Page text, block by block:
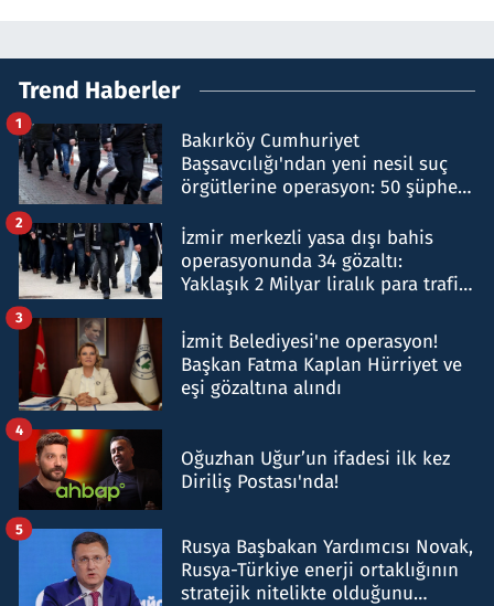
Trend Haberler
Bakırköy Cumhuriyet
Başsavcılığı'ndan yeni nesil suç
örgütlerine operasyon: 50 şüpheli
1
İzmir merkezli yasa dışı bahis
operasyonunda 34 gözaltı:
Yaklaşık 2 Milyar liralık para trafiği
2
İzmit Belediyesi'ne operasyon!
Başkan Fatma Kaplan Hürriyet ve
eşi gözaltına alındı
3
Oğuzhan Uğur’un ifadesi ilk kez
Diriliş Postası'nda!
4
Rusya Başbakan Yardımcısı Novak,
Rusya-Türkiye enerji ortaklığının
stratejik nitelikte olduğunu
5